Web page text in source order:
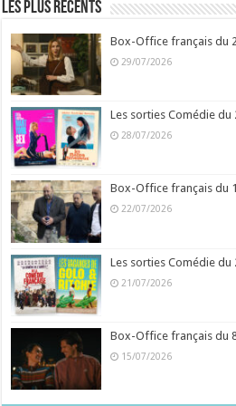
Les plus récents
Box-Office français du
29/07/2026
Les sorties Comédie du
28/07/2026
Box-Office français du
22/07/2026
Les sorties Comédie du
21/07/2026
Box-Office français du
15/07/2026